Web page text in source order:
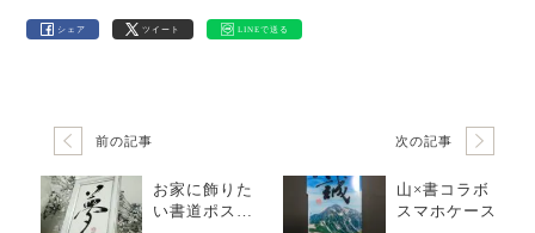
シェア ツイート LINEで送る
前の記事
お家に飾りた
い書道ポスト
次の記事
山×書コラボ
スマホケース